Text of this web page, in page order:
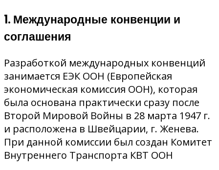
1. Международные конвенции и
соглашения
Разработкой международных конвенций
занимается ЕЭК ООН (Европейская
экономическая комиссия ООН), которая
была основана практически сразу после
Второй Мировой Войны в 28 марта 1947 г.
и расположена в Швейцарии, г. Женева.
При данной комиссии был создан Комитет
Внутреннего Транспорта КВТ ООН